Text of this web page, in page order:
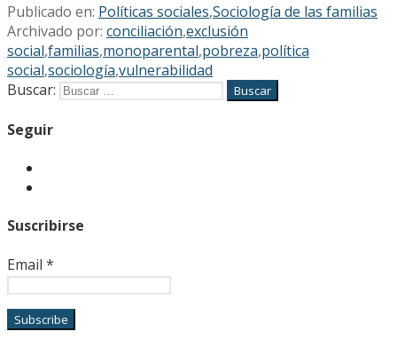
Publicado en: Políticas sociales,Sociología de las familias
Archivado por: conciliación,exclusión
social,familias,monoparental,pobreza,política
social,sociología,vulnerabilidad
Buscar:
Seguir
Suscribirse
Email *